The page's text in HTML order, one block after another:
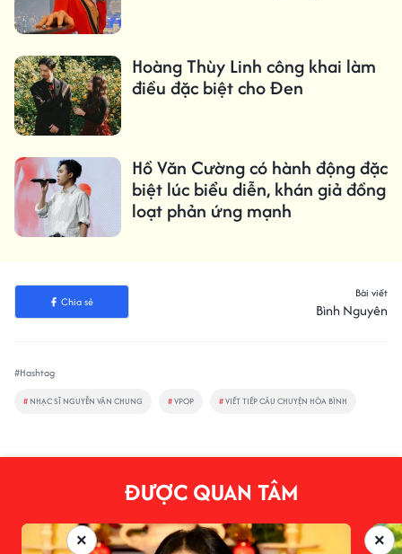
Hoàng Thùy Linh công khai làm
điều đặc biệt cho Đen
Hồ Văn Cường có hành động đặc
biệt lúc biểu diễn, khán giả đồng
loạt phản ứng mạnh
Chia sẻ
Bài viết
Bình Nguyên
#Hashtag
# NHẠC SĨ NGUYỄN VĂN CHUNG #VPOP #VIẾT TIẾP CÂU CHUYỆN HÒA BÌNH
ĐƯỢC QUAN TÂM
×
×